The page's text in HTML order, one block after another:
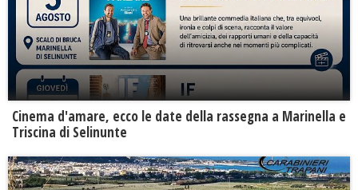
Cinema d'amare, ecco le date della rassegna a Marinella e
Triscina di Selinunte